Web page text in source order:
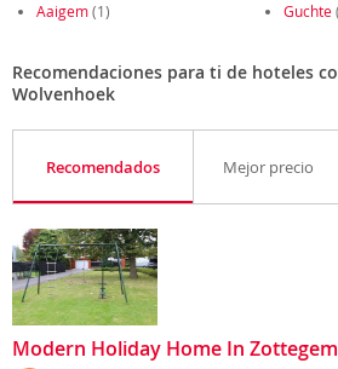
Aaigem(1) Guchte
Recomendaciones para ti de hoteles
Wolvenhoek
Recomendados Mejor precio
Modern Holiday Home In